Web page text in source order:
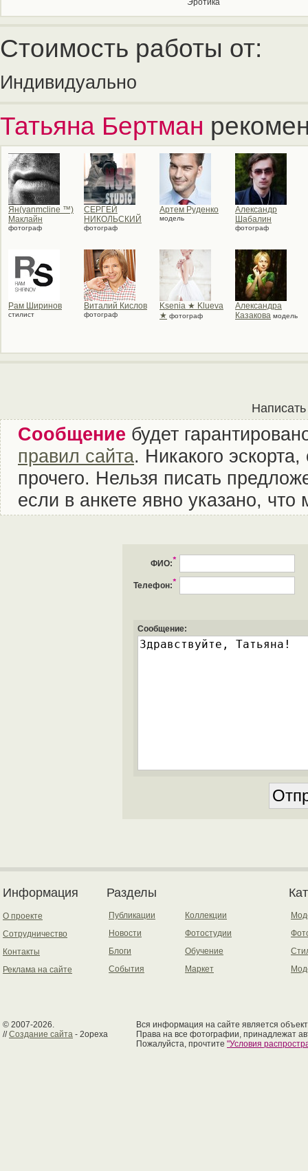
Эротика
Стоимость работы от:
Индивидуально
Татьяна Бертман
Ян(yanmcline ™)
Маклайн
фотограф
СЕРГЕЙ
НИКОЛЬСКИЙ
фотограф
Артем Руденко
модель
Александр
Шабалин
фотограф
Рам Ширинов
стилист
Виталий Кислов
фотограф
Ksenia ★ Klueva
★ фотограф
Александра
Казакова модель
Сообщение будет
правил сайта. Никакого
прочего. Нельзя писать
если в анкете явно указано,
ФИО:*
Телефон:*
Сообщение:
Информация
О проекте
Сотрудничество
Контакты
Реклама на сайте
Разделы
Публикации
Новости
Блоги
События
Коллекции
Фотостудии
Обучение
Маркет
© 2007-2026.
//Создание сайта - 2opexa
Вся информация на сайте является
Права на все фотографии, принадлежат
Пожалуйста, прочтите "Условия